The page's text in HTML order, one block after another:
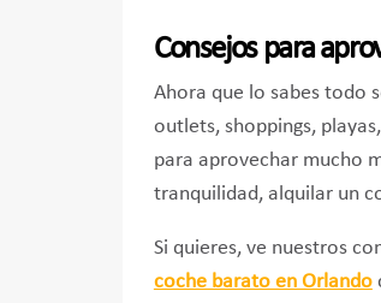
Consejos para
Ahora que lo sabes todo
outlets, shoppings,
para aprovechar mucho
tranquilidad, alquilar un
Si quieres, ve nuestros
coche barato en Orlando